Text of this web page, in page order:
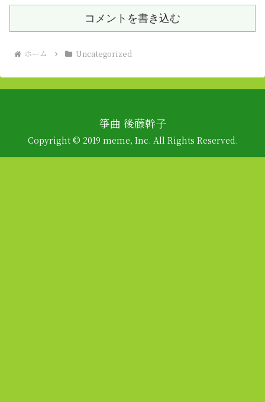
コメントを書き込む
ホーム Uncategorized
箏曲 後藤幹子
Copyright © 2019 meme, Inc. All Rights Reserved.